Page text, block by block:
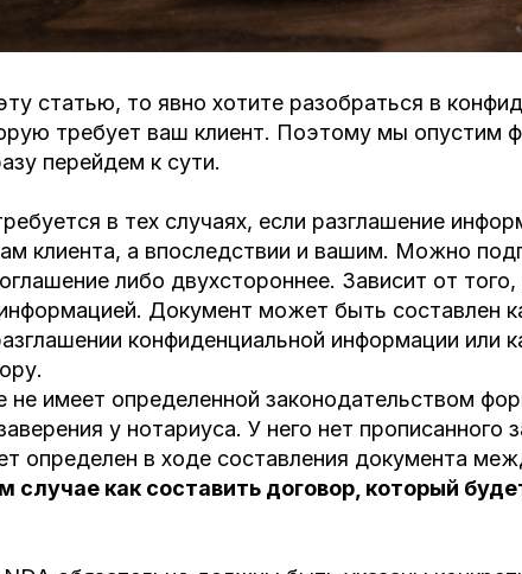
статью, то явно хотите разобраться в
требует ваш клиент. Поэтому мы опустим
перейдем к сути.
в тех случаях, если разглашение
клиента, а впоследствии и вашим. Можно
либо двухстороннее. Зависит от того,
Документ может быть составлен
конфиденциальной информации или
не имеет определенной законодательством
у нотариуса. У него нет прописанного
определен в ходе составления документа
случае как составить договор, который